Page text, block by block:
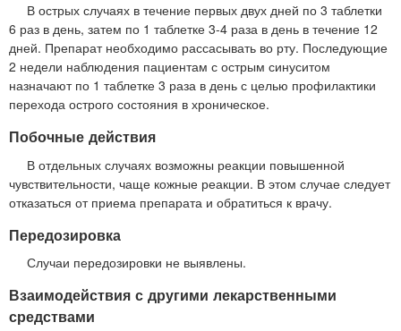
В острых случаях в течение первых двух дней по 3 таблетки
6 раз в день, затем по 1 таблетке 3-4 раза в день в течение 12
дней. Препарат необходимо рассасывать во рту. Последующие
2 недели наблюдения пациентам с острым синуситом
назначают по 1 таблетке 3 раза в день с целью профилактики
перехода острого состояния в хроническое.
Побочные действия
В отдельных случаях возможны реакции повышенной
чувствительности, чаще кожные реакции. В этом случае следует
отказаться от приема препарата и обратиться к врачу.
Передозировка
Случаи передозировки не выявлены.
Взаимодействия с другими лекарственными
средствами